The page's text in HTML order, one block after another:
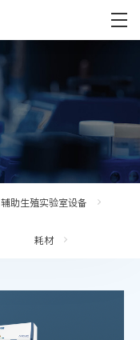
辅助生殖实验室设备
耗材